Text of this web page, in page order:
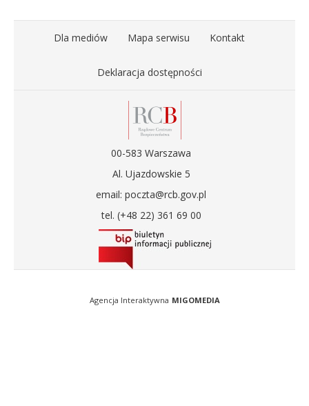
Dla mediów Mapa serwisu Kontakt
Deklaracja dostępności
00-583 Warszawa
Al. Ujazdowskie 5
email: poczta@rcb.gov.pl
tel. (+48 22) 361 69 00
Agencja Interaktywna MIGOMEDIA